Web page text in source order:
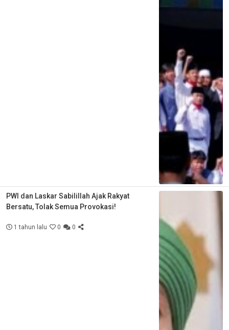
PWI dan Laskar Sabilillah Ajak Rakyat
Bersatu, Tolak Semua Provokasi!
1 tahun lalu 0 0